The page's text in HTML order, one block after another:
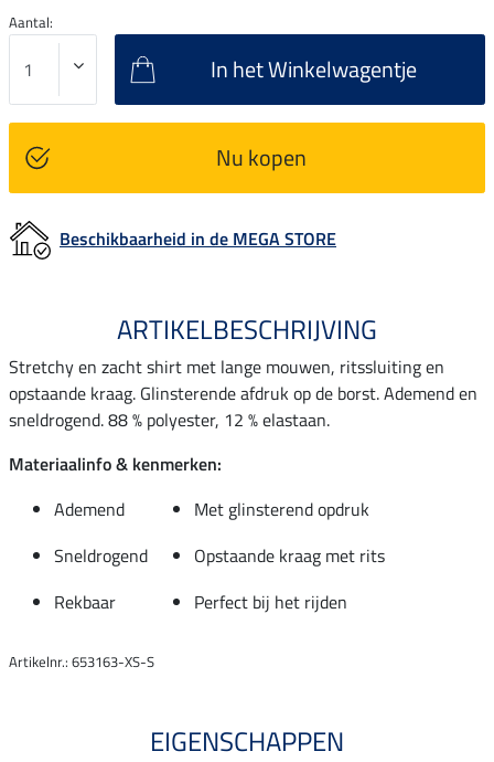
Aantal:
In het Winkelwagentje
Nu kopen
Beschikbaarheid in de MEGA STORE
ARTIKELBESCHRIJVING
Stretchy en zacht shirt met lange mouwen, ritssluiting en
opstaande kraag. Glinsterende afdruk op de borst. Ademend en
sneldrogend. 88 % polyester, 12 % elastaan.
Materiaalinfo & kenmerken:
Ademend
Met glinsterend opdruk
Sneldrogend
Opstaande kraag met rits
Rekbaar
Perfect bij het rijden
Artikelnr.: 653163-XS-S
EIGENSCHAPPEN